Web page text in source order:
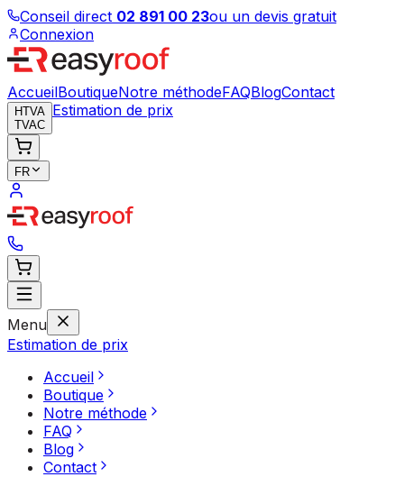
Conseil direct 02 891 00 23ou un devis gratuit
Connexion
AccueilBoutiqueNotre méthodeFAQBlogContact
HTVA
TVAC
Estimation de prix
FR
Menu
Estimation de prix
Accueil
Boutique
Notre méthode
FAQ
Blog
Contact